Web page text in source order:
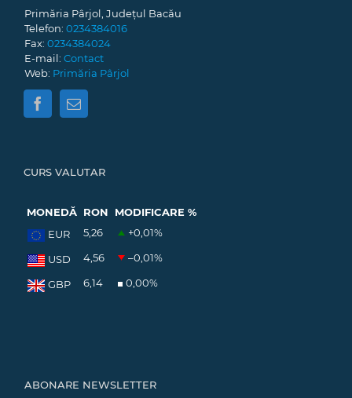
Primăria Pârjol, Județul Bacău
Telefon: 0234384016
Fax: 0234384024
E-mail: Contact
Web: Primăria Pârjol
CURS VALUTAR
MONEDĂ RON
MODIFICARE %
EUR
5,26 +0,01%
USD 4,56 –0,01%
GBP 6,14 0,00%
ABONARE NEWSLETTER